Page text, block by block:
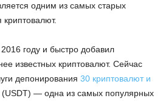
одним из самых старых
криптовалют.
году и быстро добавил
известных криптовалют. Сейчас
депонирования 30 криптовалют и
(USDT) — одна из самых популярных